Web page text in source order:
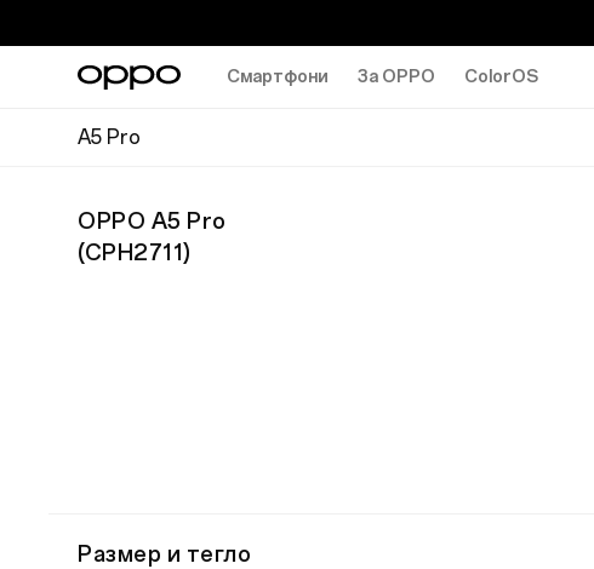
Смартфони За OPPO ColorOS
A5 Pro
OPPO A5 Pro
(CPH2711)
Размер и тегло